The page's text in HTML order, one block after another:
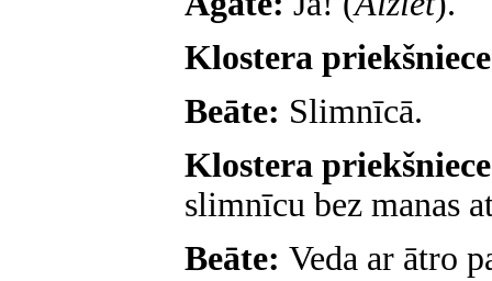
Klostera
Beāte: Slimnīcā.
Klostera
slimnīcu bez manas
Beāte: Veda ar ātro